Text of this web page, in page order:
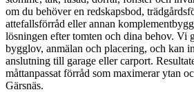
om du behöver en redskapsbod,
attefallsförråd eller annan
lösningen efter tomten och dina behov. Vi
bygglov, anmälan och placering, och kan
anslutning till garage eller carport.
måttanpassat förråd som maximerar ytan
Gärsnäs.